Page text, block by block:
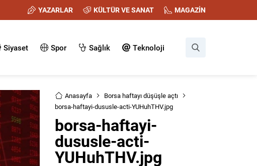
YAZARLAR KÜLTÜR VE SANAT MAGAZİN
Siyaset Spor Sağlık Teknoloji
Anasayfa
Borsa haftayı düşüşle açtı
borsa-haftayi-dususle-acti-YUHuhTHV.jpg
borsa-haftayi-
dususle-acti-
YUHuhTHV.jpg